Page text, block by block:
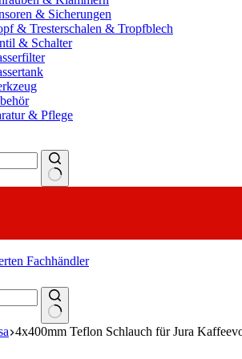
& Sicherungen
& Tresterschalen & Tropfblech
& Schalter
& Pflege
Fachhändler
4x400mm Teflon Schlauch für Jura